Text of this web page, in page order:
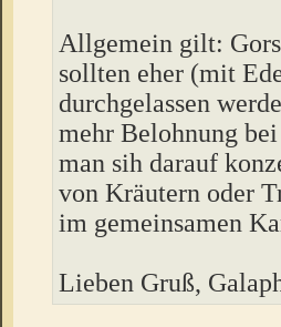
Allgemein gilt:
sollten eher (mit
durchgelassen
mehr Belohnung
man sih darauf
von Kräutern oder
im gemeinsamen
Lieben Gruß,